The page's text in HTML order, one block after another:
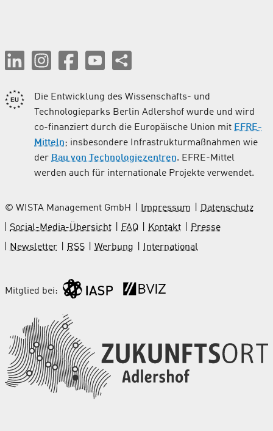
Die Entwicklung des Wissenschafts- und
Technologieparks Berlin Adlershof wurde und wird
co-finanziert durch die Europäische Union mit EFRE-
Mitteln; insbesondere Infrastrukturmaßnahmen wie
der Bau von Technologiezentren. EFRE-Mittel
werden auch für internationale Projekte verwendet.
© WISTA Management GmbH Impressum
Datenschutz
Social-Media-Übersicht
FAQ Kontakt
Presse
Newsletter
RSS Werbung International
Mitglied bei: